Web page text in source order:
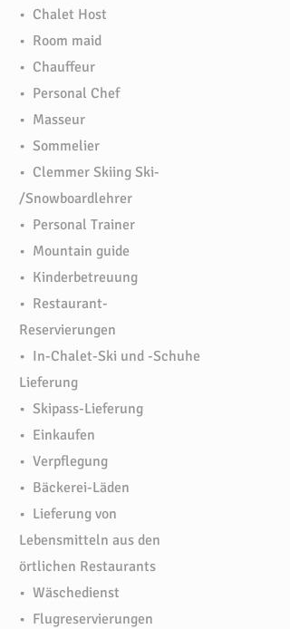
• Chalet Host
• Room maid
• Chauffeur
• Personal Chef
• Masseur
• Sommelier
• Clemmer Skiing Ski-
/Snowboardlehrer
• Personal Trainer
• Mountain guide
• Kinderbetreuung
• Restaurant-
Reservierungen
• In-Chalet-Ski und -Schuhe
Lieferung
• Skipass-Lieferung
• Einkaufen
• Verpflegung
• Bäckerei-Läden
• Lieferung von
Lebensmitteln aus den
örtlichen Restaurants
• Wäschedienst
• Flugreservierungen